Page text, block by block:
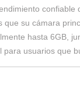
confiable
su cámara
hasta 6GB,
usuarios que